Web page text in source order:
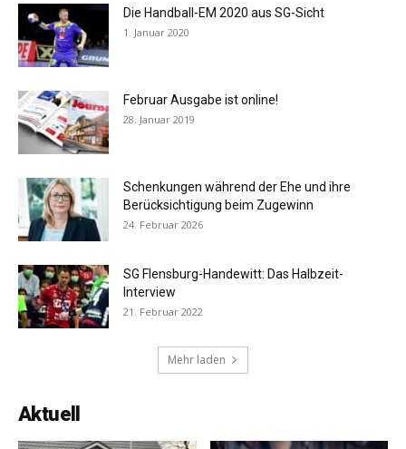
Die Handball-EM 2020 aus SG-Sicht
1. Januar 2020
Februar Ausgabe ist online!
28. Januar 2019
Schenkungen während der Ehe und ihre
Berücksichtigung beim Zugewinn
24. Februar 2026
SG Flensburg-Handewitt: Das Halbzeit-
Interview
21. Februar 2022
Mehr laden
Aktuell